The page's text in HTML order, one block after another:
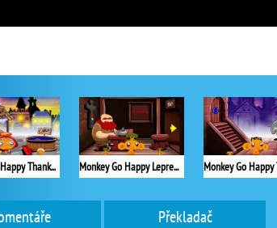
Monkey Go Happy Thanksgiving Monkey Go Happy Leprechauns
Překladač